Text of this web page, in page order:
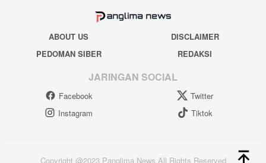
ABOUT US
DISCLAIMER
PEDOMAN SIBER
REDAKSI
JARINGAN SOCIAL
Facebook
Twitter
Instagram
Tiktok
Copyright @2023 Panglima News All Rights Reserved